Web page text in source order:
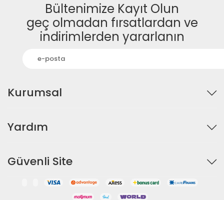
Bültenimize Kayıt Olun
geç olmadan fırsatlardan ve
indirimlerden yararlanın
Kurumsal
Yardım
Güvenli Site